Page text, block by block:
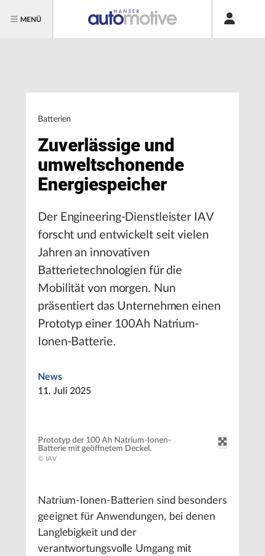
MENÜ
Batterien
Zuverlässige und
umweltschonende
Energiespeicher
Der Engineering-Dienstleister IAV
forscht und entwickelt seit vielen
Jahren an innovativen
Batterietechnologien für die
Mobilität von morgen. Nun
präsentiert das Unternehmen einen
Prototyp einer 100Ah Natrium-
Ionen-Batterie.
News
11. Juli 2025
Prototyp der 100 Ah Natrium-Ionen-
Batterie mit geöffnetem Deckel.
© IAV
Natrium-Ionen-Batterien sind besonders
geeignet für Anwendungen, bei denen
Langlebigkeit und der
verantwortungsvolle Umgang mit